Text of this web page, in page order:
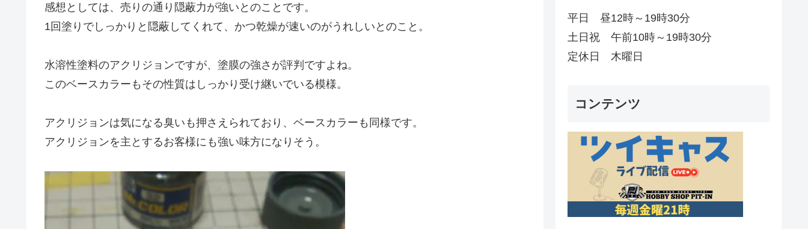
感想としては、売りの通り隠蔽力が強いとのことです。
1回塗りでしっかりと隠蔽してくれて、かつ乾燥が速いのがうれしいとのこと。
水溶性塗料のアクリジョンですが、塗膜の強さが評判ですよね。
このベースカラーもその性質はしっかり受け継いでいる模様。
アクリジョンは気になる臭いも押さえられており、ベースカラーも同様です。
アクリジョンを主とするお客様にも強い味方になりそう。
平日 昼12時～19時30分
土日祝 午前10時～19時30分
定休日 木曜日
コンテンツ